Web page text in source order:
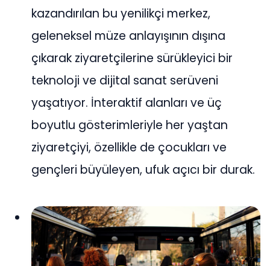
kazandırılan bu yenilikçi merkez,
geleneksel müze anlayışının dışına
çıkarak ziyaretçilerine sürükleyici bir
teknoloji ve dijital sanat serüveni
yaşatıyor. İnteraktif alanları ve üç
boyutlu gösterimleriyle her yaştan
ziyaretçiyi, özellikle de çocukları ve
gençleri büyüleyen, ufuk açıcı bir durak.